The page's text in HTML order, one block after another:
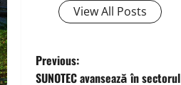
View All Posts
P
Previous:
SUNOTEC avansează în sectorul